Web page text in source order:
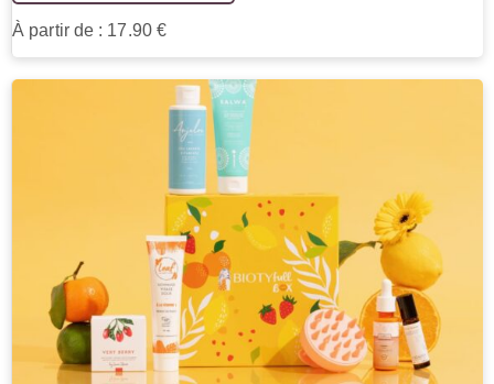
À partir de : 17.90 €